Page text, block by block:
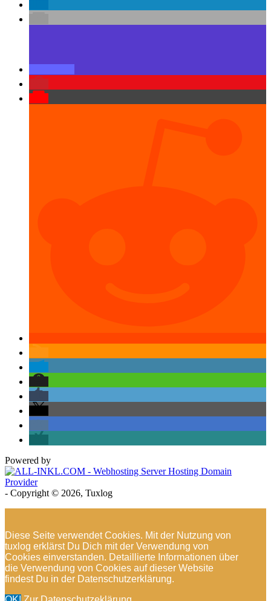
Powered by
- Copyright © 2026, Tuxlog
Diese Seite verwendet Cookies. Mit der Nutzung von
tuxlog erklärst Du Dich mit der Verwendung von
Cookies einverstanden. Detaillierte Informationen über
die Verwendung von Cookies auf dieser Website
findest Du in der Datenschutzerklärung.